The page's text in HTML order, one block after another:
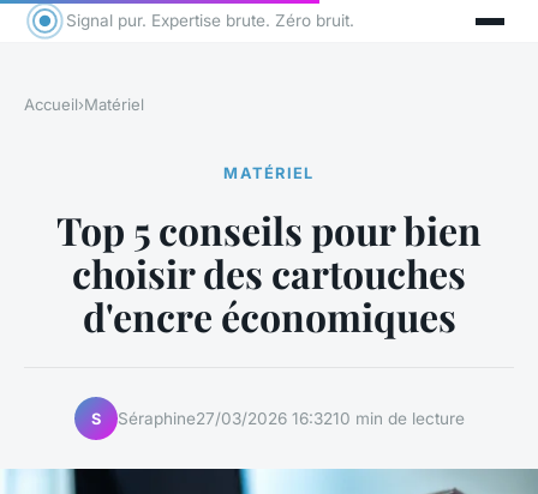
Signal pur. Expertise brute. Zéro bruit.
Accueil›Matériel
MATÉRIEL
Top 5 conseils pour bien
choisir des cartouches
d'encre économiques
S Séraphine27/03/2026 16:3210 min de lecture